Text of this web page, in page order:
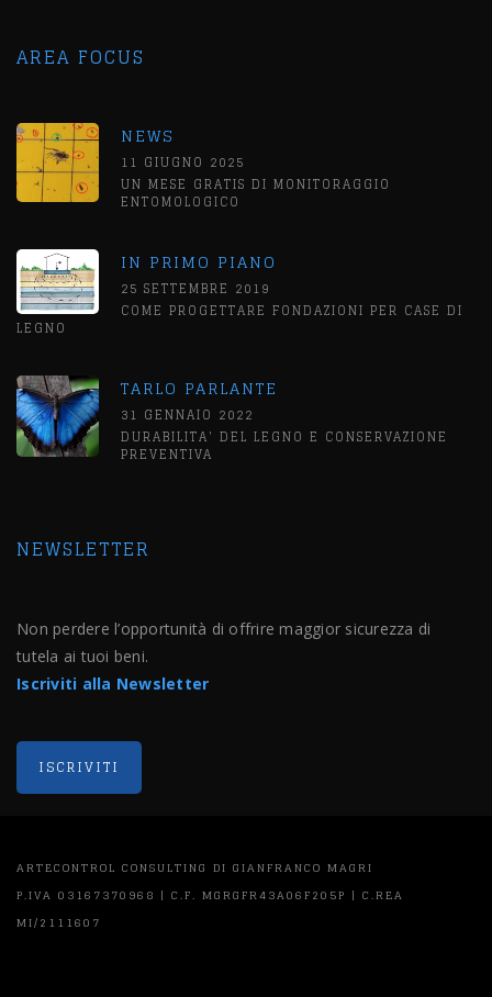
AREA FOCUS
NEWS
11 GIUGNO 2025
UN MESE GRATIS DI MONITORAGGIO
ENTOMOLOGICO
IN PRIMO PIANO
25 SETTEMBRE 2019
COME PROGETTARE FONDAZIONI PER CASE DI
LEGNO
TARLO PARLANTE
31 GENNAIO 2022
DURABILITA' DEL LEGNO E CONSERVAZIONE
PREVENTIVA
NEWSLETTER
Non perdere l’opportunità di offrire maggior sicurezza di
tutela ai tuoi beni.
Iscriviti alla Newsletter
ARTECONTROL CONSULTING DI GIANFRANCO MAGRI
P.IVA 03167370968 | C.F. MGRGFR43A06F205P | C.REA
MI/2111607